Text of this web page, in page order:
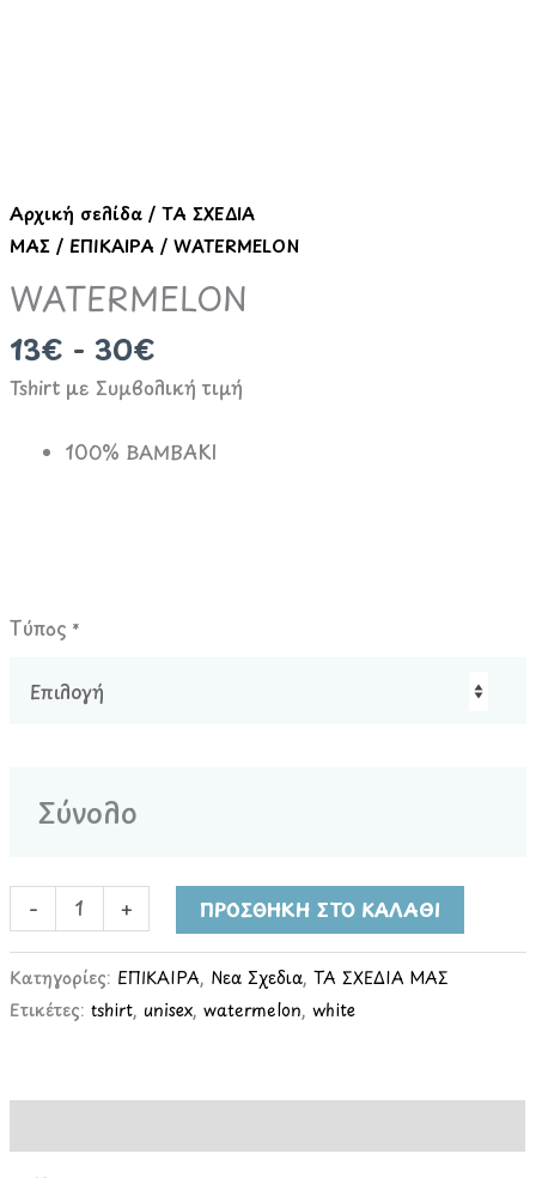
Αρχική σελίδα /ΤΑ ΣΧΕΔΙΑ
ΜΑΣ / ΕΠΙΚΑΙΡΑ / WATERMELON
WATERMELON
13€ - 30€
Tshirt με Συμβολική τιμή
100% ΒΑΜΒΑΚΙ
Τύπος *
Σύνολο
- + ΠΡΟΣΘΉΚΗ ΣΤΟ ΚΑΛΆΘΙ
Κατηγορίες: ΕΠΙΚΑΙΡΑ, Νέα Σχέδια,ΤΑ ΣΧΕΔΙΑ ΜΑΣ
Ετικέτες:tshirt, unisex,watermelon,white